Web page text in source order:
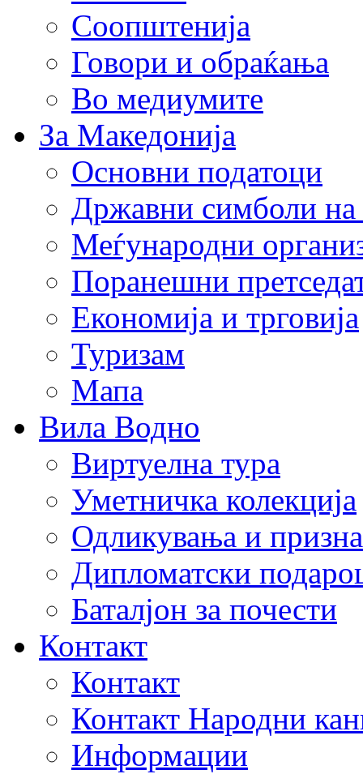
Соопштенија
Говори и обраќања
Во медиумите
За Македонија
Основни податоци
Државни симболи
Меѓународни
Поранешни
Економија и трговија
Туризам
Мапа
Вила Водно
Виртуелна тура
Уметничка колекција
Одликувања и
Дипломатски
Баталјон за почести
Контакт
Контакт
Контакт Народни
Информации